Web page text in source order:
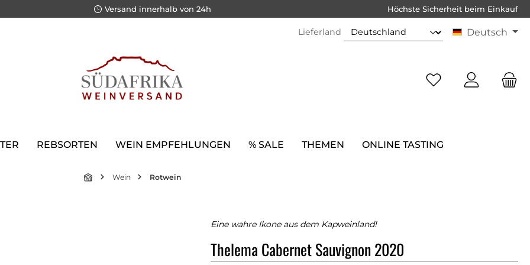
Versand innerhalb von 24h Höchste Sicherheit beim Einkauf
Lieferland Deutsch
REBSORTEN WEIN EMPFEHLUNGEN % SALE THEMEN ONLINE TASTING
Wein Rotwein
Eine wahre Ikone aus dem Kapweinland!
Thelema Cabernet Sauvignon 2020